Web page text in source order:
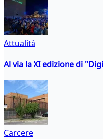
Attualità
Al via la XI edizione di
Carcere